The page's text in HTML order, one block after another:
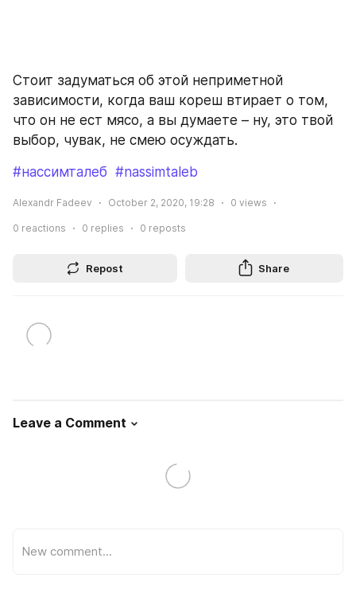
Стоит задуматься об этой неприметной
зависимости, когда ваш кореш втирает о том,
что он не ест мясо, а вы думаете – ну, это твой
выбор, чувак, не смею осуждать.
#нассимталеб #nassimtaleb
Alexandr Fadeev October 2, 2020, 19:28 0 views
0 reactions 0 replies 0 reposts
Repost Share
Leave a Comment